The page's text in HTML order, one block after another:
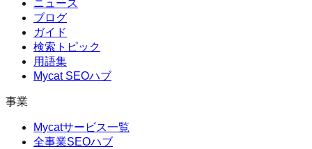
ニュース
ブログ
ガイド
検索トピック
用語集
Mycat SEOハブ
事業
Mycatサービス一覧
全事業SEOハブ